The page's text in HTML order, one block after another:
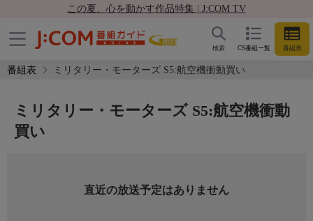
この夏、心を動かす作品特集 | J:COM TV
CS番組一覧 番組表
検索
番組表 ミリタリー・モーターズ S5:航空機衝動買い
ミリタリー・モーターズ S5:航空機衝動
買い
直近の放送予定はありません